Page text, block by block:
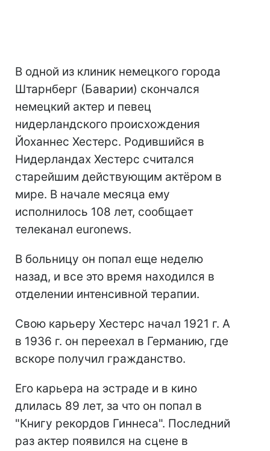
В одной из клиник немецкого города
Штарнберг (Баварии) скончался
немецкий актер и певец
нидерландского происхождения
Йоханнес Хестерс. Родившийся в
Нидерландах Хестерс считался
старейшим действующим актёром в
мире. В начале месяца ему
исполнилось 108 лет, сообщает
телеканал euronews.
В больницу он попал еще неделю
назад, и все это время находился в
отделении интенсивной терапии.
Свою карьеру Хестерс начал 1921 г. А
в 1936 г. он переехал в Германию, где
вскоре получил гражданство.
Его карьера на эстраде и в кино
длилась 89 лет, за что он попал в
"Книгу рекордов Гиннеса". Последний
раз актер появился на сцене в